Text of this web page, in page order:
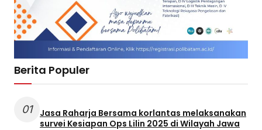
Berita Populer
01
Jasa Raharja Bersama korlantas melaksanakan
survei Kesiapan Ops Lilin 2025 di Wilayah Jawa